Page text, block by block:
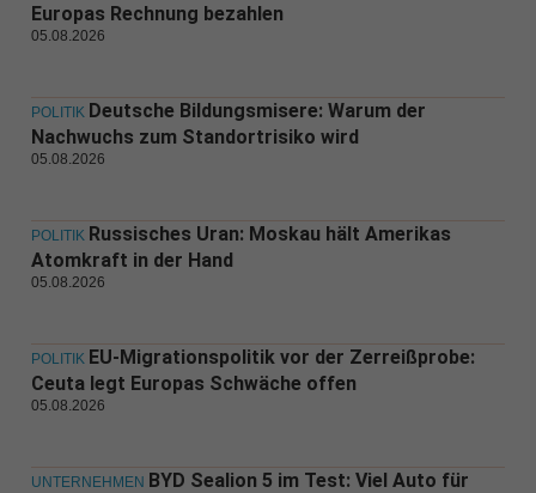
Europas Rechnung bezahlen
05.08.2026
POLITIK Deutsche Bildungsmisere: Warum der
Nachwuchs zum Standortrisiko wird
05.08.2026
POLITIK Russisches Uran: Moskau hält Amerikas
Atomkraft in der Hand
05.08.2026
POLITIK EU-Migrationspolitik vor der Zerreißprobe:
Ceuta legt Europas Schwäche offen
05.08.2026
UNTERNEHMEN BYD Sealion 5 im Test: Viel Auto für